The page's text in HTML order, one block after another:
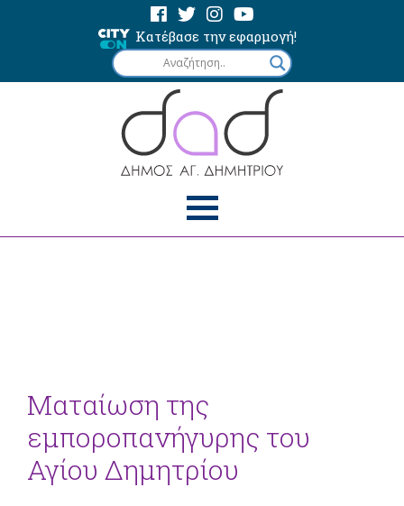
Κατέβασε την εφαρμογή!
Ματαίωση της
εμποροπανήγυρης του
Αγίου Δημητρίου